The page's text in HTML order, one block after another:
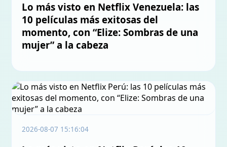
Lo más visto en Netflix Venezuela: las
10 películas más exitosas del
momento, con “Elize: Sombras de una
mujer” a la cabeza
2026-08-07 15:16:04